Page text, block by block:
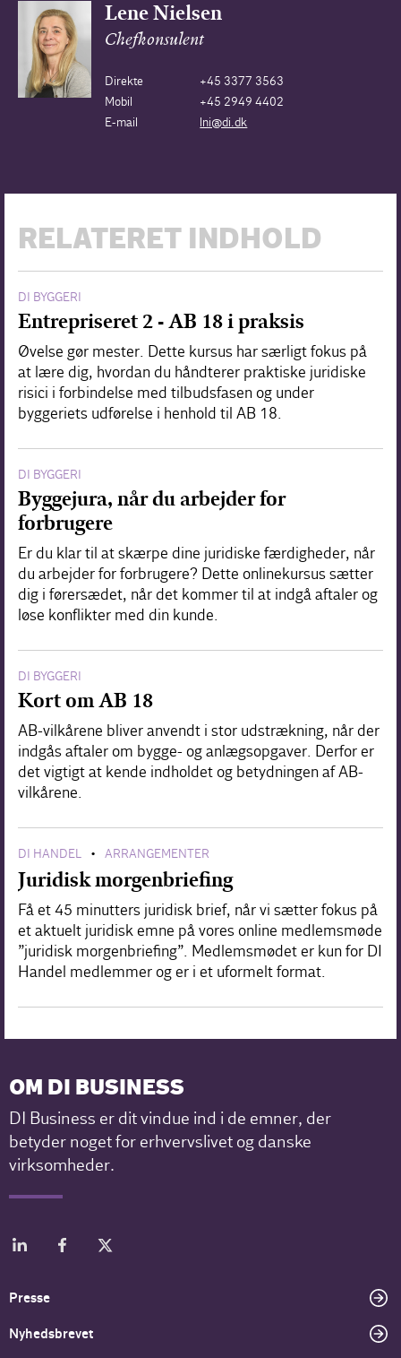
Lene Nielsen
Chefkonsulent
Direkte
+45 3377 3563
Mobil
+45 2949 4402
E-mail
lni@di.dk
RELATERET INDHOLD
DI BYGGERI
Entrepriseret 2 - AB 18 i praksis
Øvelse gør mester. Dette kursus har særligt fokus på
at lære dig, hvordan du håndterer praktiske juridiske
risici i forbindelse med tilbudsfasen og under
byggeriets udførelse i henhold til AB 18.
DI BYGGERI
Byggejura, når du arbejder for
forbrugere
Er du klar til at skærpe dine juridiske færdigheder, når
du arbejder for forbrugere? Dette onlinekursus sætter
dig i førersædet, når det kommer til at indgå aftaler og
løse konflikter med din kunde.
DI BYGGERI
Kort om AB 18
AB-vilkårene bliver anvendt i stor udstrækning, når der
indgås aftaler om bygge- og anlægsopgaver. Derfor er
det vigtigt at kende indholdet og betydningen af AB-
vilkårene.
DI HANDEL • ARRANGEMENTER
Juridisk morgenbriefing
Få et 45 minutters juridisk brief, når vi sætter fokus på
et aktuelt juridisk emne på vores online medlemsmøde
”juridisk morgenbriefing”. Medlemsmødet er kun for DI
Handel medlemmer og er i et uformelt format.
OM DI BUSINESS
DI Business er dit vindue ind i de emner, der
betyder noget for erhvervslivet og danske
virksomheder.
Presse
Nyhedsbrevet